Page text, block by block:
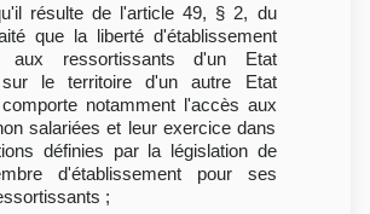
résulte de l'article 49, § 2, du
que la liberté d'établissement
aux ressortissants d'un Etat
sur le territoire d'un autre Etat
notamment l'accès aux
salariées et leur exercice dans
définies par la législation de
d'établissement pour ses
;